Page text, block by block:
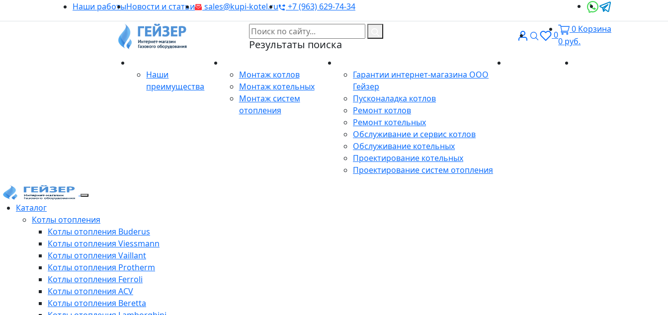
Наши работыНовости и статьи sales@kupi-kotel.ru +7 (963) 629-74-34
Результаты поиска
ВходПоиск
0
0 Корзина
0 руб.
Наши
преимущества
Монтаж котлов
Монтаж котельных
Монтаж систем
отопления
Гарантии интернет-магазина ООО
Гейзер
Пусконаладка котлов
Ремонт котлов
Ремонт котельных
Обслуживание и сервис котлов
Обслуживание котельных
Проектирование котельных
Проектирование систем отопления
Каталог
Котлы отопления
Котлы отопления Buderus
Котлы отопления Viessmann
Котлы отопления Vaillant
Котлы отопления Protherm
Котлы отопления Ferroli
Котлы отопления ACV
Котлы отопления Beretta